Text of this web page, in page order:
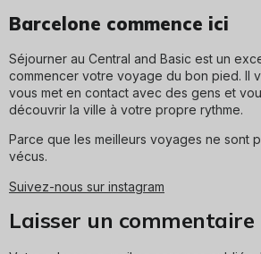
Barcelone commence ici
Séjourner au Central and Basic est un
commencer votre voyage du bon pied. Il
vous met en contact avec des gens et
découvrir la ville à votre propre rythme.
Parce que les meilleurs voyages ne sont
vécus.
Suivez-nous sur instagram
Laisser un commentaire